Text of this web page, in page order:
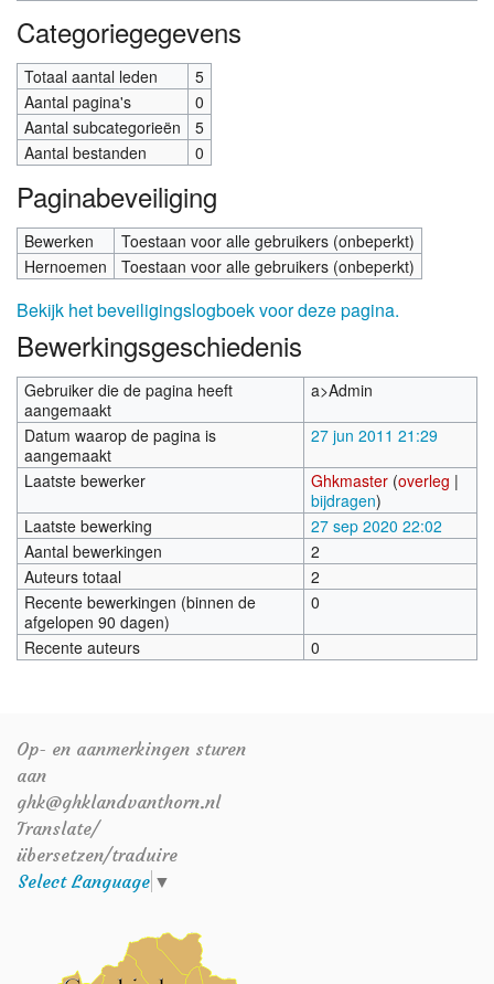
Categoriegegevens
Totaal aantal leden
5
Aantal pagina's
0
Aantal subcategorieën
5
Aantal bestanden
0
Paginabeveiliging
Bewerken
Toestaan voor alle gebruikers (onbeperkt)
Hernoemen
Toestaan voor alle gebruikers (onbeperkt)
Bekijk het beveiligingslogboek voor deze pagina.
Bewerkingsgeschiedenis
Gebruiker die de pagina heeft
aangemaakt
a>Admin
Datum waarop de pagina is
aangemaakt
27 jun 2011 21:29
Laatste bewerker Ghkmaster (overleg |
bijdragen)
Laatste bewerking
27 sep 2020 22:02
Aantal bewerkingen
2
Auteurs totaal
2
Recente bewerkingen (binnen de
afgelopen 90 dagen)
0
Recente auteurs 0
Op- en aanmerkingen sturen
aan
ghk@ghklandvanthorn.nl
Translate/
übersetzen/traduire
Select Language ▼